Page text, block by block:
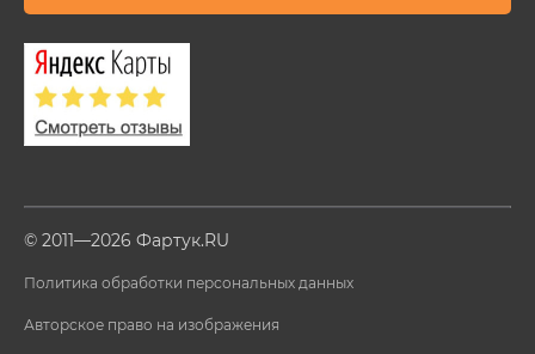
© 2011—2026 Фартук.RU
Политика обработки персональных данных
Авторское право на изображения